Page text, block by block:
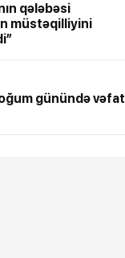
qələbəsi
müstəqilliyini
günündə vəfat